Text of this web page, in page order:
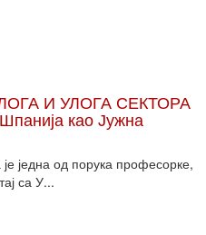
И УЛОГА СЕКТОРА
као Јужна
једна од порука професорке,
са У...